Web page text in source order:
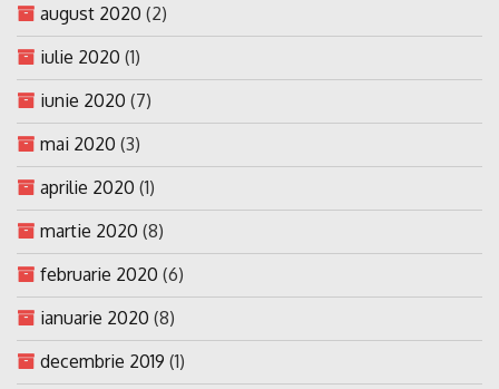
august 2020 (2)
iulie 2020 (1)
iunie 2020 (7)
mai 2020 (3)
aprilie 2020 (1)
martie 2020 (8)
februarie 2020 (6)
ianuarie 2020 (8)
decembrie 2019 (1)